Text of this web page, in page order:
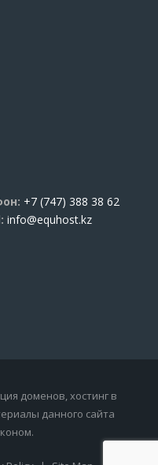
+7 (747) 388 38 62
info@equhost.kz
доменов, хостинг в
данного сайта